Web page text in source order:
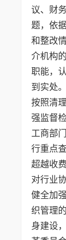
议、财
题，依
和整改
介机构
职能，
到实处
按照清
强监督
工商部
行重点
超越收
对行业
健全加
织管理
身建